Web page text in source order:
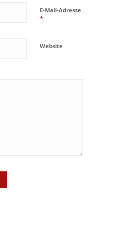
E-Mail-Adresse
*
Website